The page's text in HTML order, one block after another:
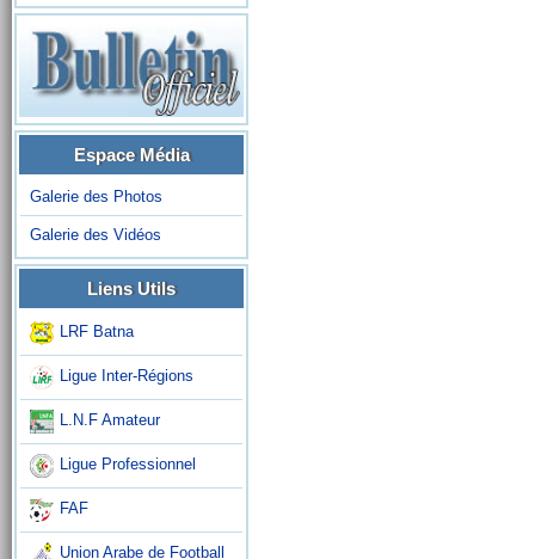
Espace Média
Galerie des Photos
Galerie des Vidéos
Liens Utils
LRF Batna
Ligue Inter-Régions
L.N.F Amateur
Ligue Professionnel
FAF
Union Arabe de Football